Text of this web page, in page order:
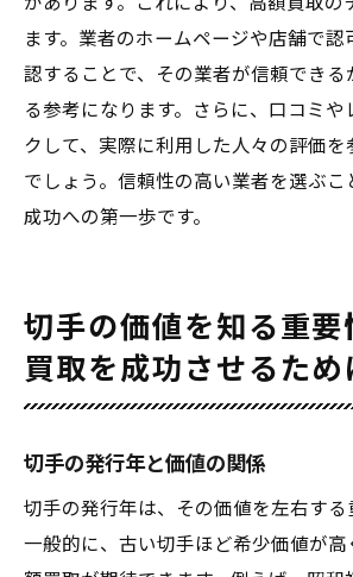
ます。業者のホームページや店舗で
認することで、その業者が信頼できる
る参考になります。さらに、口コミや
クして、実際に利用した人々の評価を
でしょう。信頼性の高い業者を選ぶこ
成功への第一歩です。
切手の価値を知る重要
買取を成功させるため
切手の発行年と価値の関係
切手の発行年は、その価値を左右する
一般的に、古い切手ほど希少価値が